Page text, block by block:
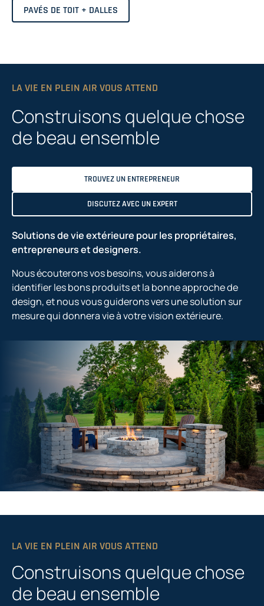
PAVÉS DE TOIT + DALLES
LA VIE EN PLEIN AIR VOUS ATTEND
Construisons quelque chose
de beau ensemble
TROUVEZ UN ENTREPRENEUR
DISCUTEZ AVEC UN EXPERT
Solutions de vie extérieure pour les propriétaires,
entrepreneurs et designers.
Nous écouterons vos besoins, vous aiderons à
identifier les bons produits et la bonne approche de
design, et nous vous guiderons vers une solution sur
mesure qui donnera vie à votre vision extérieure.
LA VIE EN PLEIN AIR VOUS ATTEND
Construisons quelque chose
de beau ensemble